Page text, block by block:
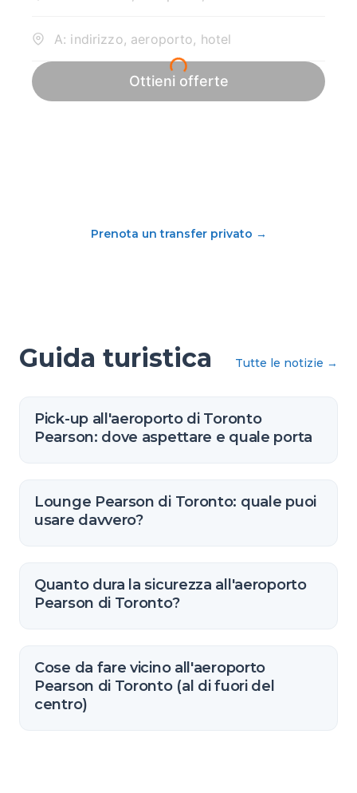
Prenota un transfer privato →
Guida turistica Tutte le notizie →
Pick-up all'aeroporto di Toronto
Pearson: dove aspettare e quale porta
Lounge Pearson di Toronto: quale puoi
usare davvero?
Quanto dura la sicurezza all'aeroporto
Pearson di Toronto?
Cose da fare vicino all'aeroporto
Pearson di Toronto (al di fuori del
centro)